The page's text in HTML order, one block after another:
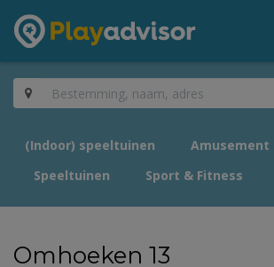
(Indoor) speeltuinen
Amusement
Speeltuinen
Sport & Fitness
Omhoeken 13